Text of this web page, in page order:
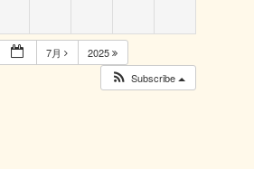
7月
2025
Subscribe